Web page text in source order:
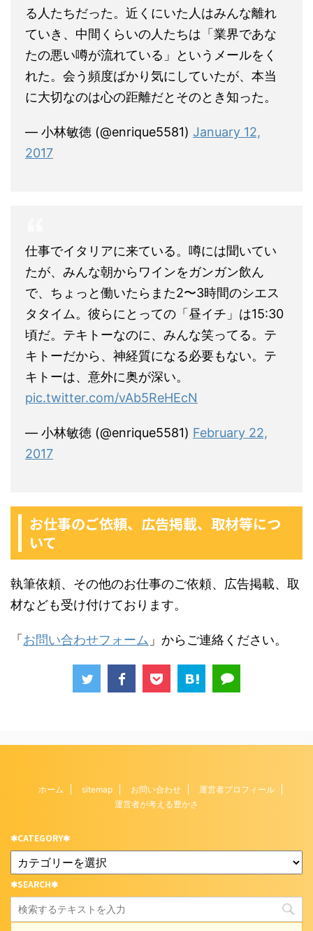
る人たちだった。近くにいた人はみんな離れ
ていき、中間くらいの人たちは「業界であな
たの悪い噂が流れている」というメールをく
れた。会う頻度ばかり気にしていたが、本当
に大切なのは心の距離だとそのとき知った。
— 小林敏徳 (@enrique5581) January 12,
2017
仕事でイタリアに来ている。噂には聞いてい
たが、みんな朝からワインをガンガン飲ん
で、ちょっと働いたらまた2〜3時間のシエス
タタイム。彼らにとっての「昼イチ」は15:30
頃だ。テキトーなのに、みんな笑ってる。テ
キトーだから、神経質になる必要もない。テ
キトーは、意外に奥が深い。
pic.twitter.com/vAb5ReHEcN
— 小林敏徳 (@enrique5581) February 22,
2017
お仕事のご依頼、広告掲載、取材等につ
いて
執筆依頼、その他のお仕事のご依頼、広告掲載、取
材なども受け付けております。
「 お問い合わせフォーム 」からご連絡ください。
ホーム sitemap お問い合わせ
運営者プロフィール
運営者が考える豊かさ
✱CATEGORY✱
✱SEARCH✱